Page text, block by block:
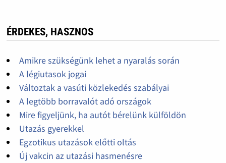
ÉRDEKES, HASZNOS
Amikre szükségünk lehet a nyaralás során
A légiutasok jogai
Változtak a vasúti közlekedés szabályai
A legtöbb borravalót adó országok
Mire figyeljünk, ha autót bérelünk külföldön
Utazás gyerekkel
Egzotikus utazások előtti oltás
Új vakcin az utazási hasmenésre